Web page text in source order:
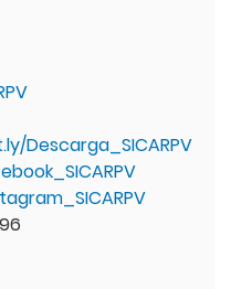
Descarga_SICARPV